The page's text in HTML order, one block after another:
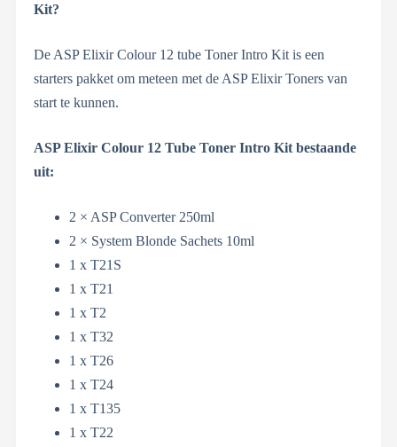
Kit?
De ASP Elixir Colour 12 tube Toner Intro Kit is een
starters pakket om meteen met de ASP Elixir Toners van
start te kunnen.
ASP Elixir Colour 12 Tube Toner Intro Kit bestaande
uit:
2 × ASP Converter 250ml
2 × System Blonde Sachets 10ml
1 x T21S
1 x T21
1 x T2
1 x T32
1 x T26
1 x T24
1 x T135
1 x T22